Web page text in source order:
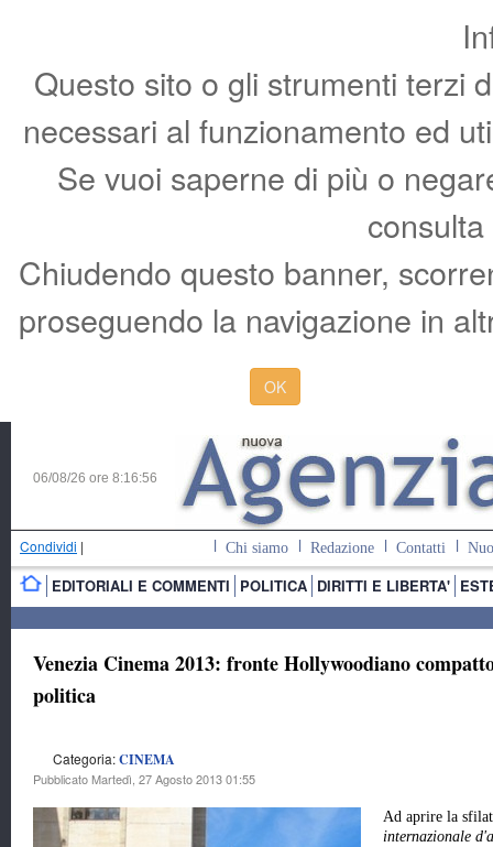
Questo sito o gli strumenti terzi
necessari al funzionamento ed
Se vuoi saperne di più o
Chiudendo questo banner,
proseguendo la navigazione in
OK
06/08/26 ore 8:16:57
Condividi | Chi siamo Redazione Contatti
EDITORIALI E COMMENTI POLITICA DIRITTI E LIBERTA'
Venezia Cinema 2013: fronte Hollywoodiano
politica
Categoria:CINEMA
Pubblicato Martedì, 27 Agosto 2013 01:55
Ad aprire la
internazionale